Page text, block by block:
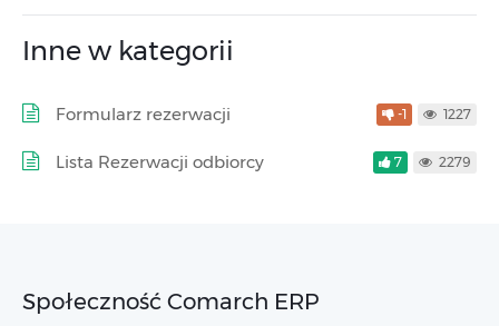
Inne w kategorii
Formularz rezerwacji -1 1227
Lista Rezerwacji odbiorcy 7 2279
Społeczność Comarch ERP